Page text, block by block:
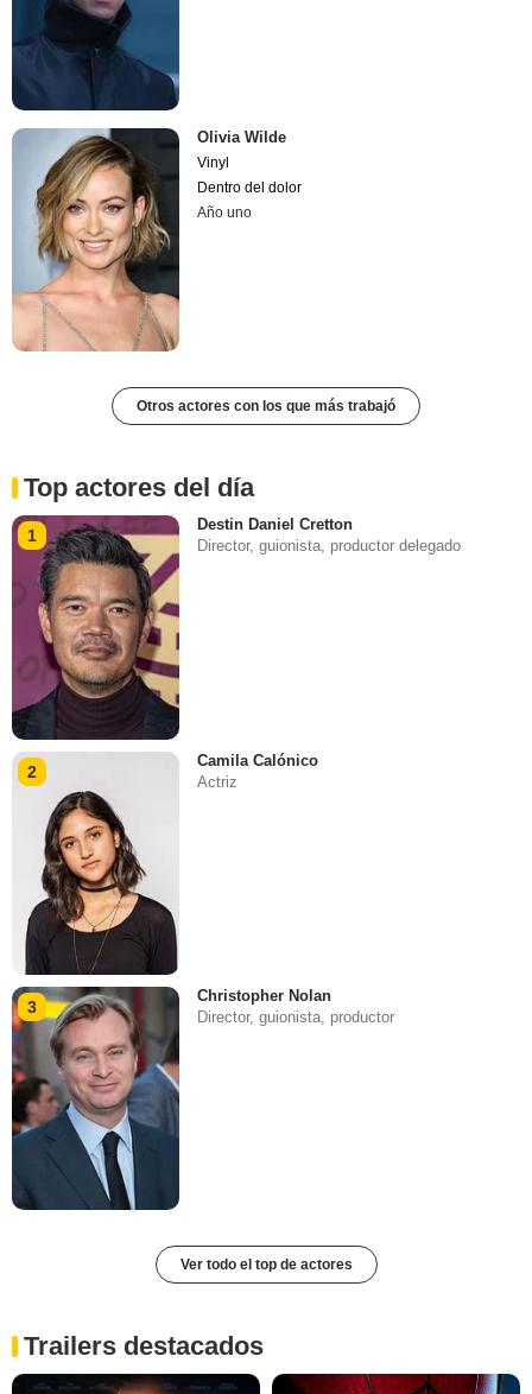
Olivia Wilde
Vinyl
Dentro del dolor
Año uno
Otros actores con los que más trabajó
Top actores del día
1
Destin Daniel Cretton
Director, guionista, productor delegado
2
Camila Calónico
Actriz
3
Christopher Nolan
Director, guionista, productor
Ver todo el top de actores
Trailers destacados